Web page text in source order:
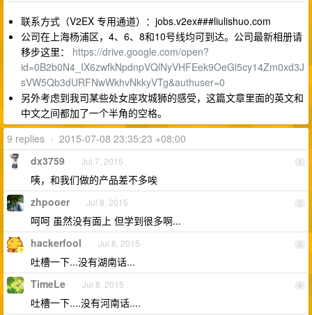
联系方式（V2EX 专用通道）：jobs.v2ex###liulishuo.com
公司在上海杨浦区，4、6、8和10号线均可到达。公司最新相册请
移步这里： https://drive.google.com/open?
id=0B2b0N4_IX6zwfkNpdnpVQlNyVHFEek9OeGl5cy14Zm0xd3J
sVW5Qb3dURFNwWkhvNkkyVTg&authuser=0
另外考虑到我司某些处女座攻城狮的感受，这篇文章里面的英文和
中文之间都加了一个半角的空格。
9 replies • 2015-07-08 23:35:23 +08:00
1
dx3759 Jul 7, 2015
咦，和我们做的产品差不多唉
2
zhpooer Jul 8, 2015
呵呵 虽然没有面上 但学到很多啊...
3
hackerfool Jul 8, 2015
吐槽一下...没有湖南话...
4
TimeLe Jul 8, 2015
吐槽一下....没有河南话....